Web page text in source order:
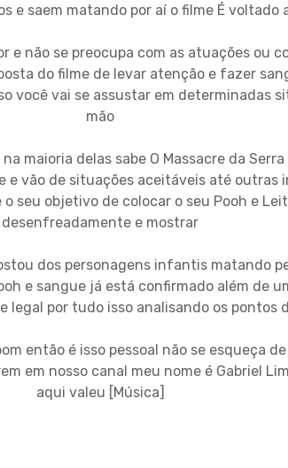
e saem matando por aí o filme É voltado
e não se preocupa com as atuações ou
do filme de levar atenção e fazer
você vai se assustar em determinadas
mão
maioria delas sabe O Massacre da
e vão de situações aceitáveis até outras
seu objetivo de colocar o seu Pooh e
desenfreadamente e mostrar
dos personagens infantis matando
e sangue já está confirmado além de
legal por tudo isso analisando os pontos
então é isso pessoal não se esqueça
em nosso canal meu nome é Gabriel
aqui valeu [Música]